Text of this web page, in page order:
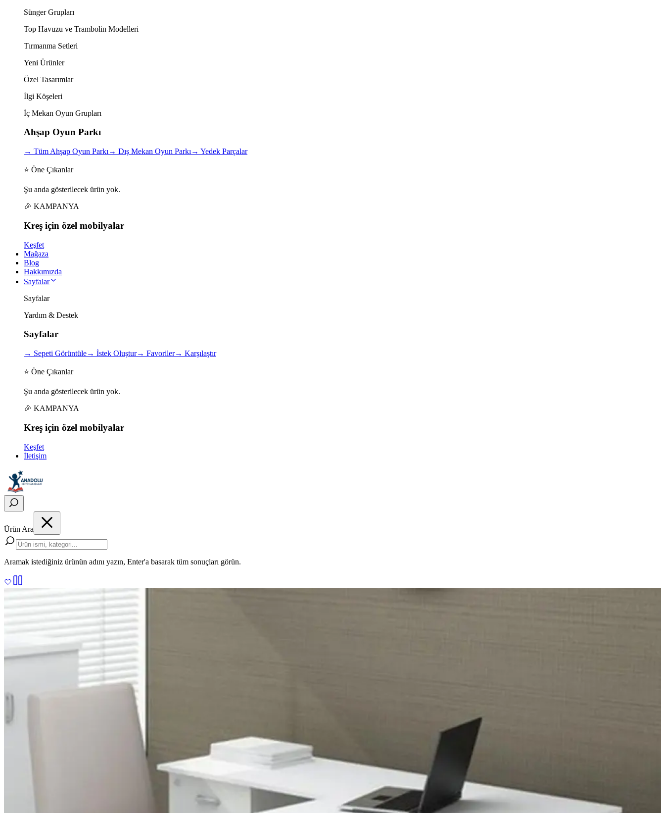
Sünger Grupları
Top Havuzu ve Trambolin Modelleri
Tırmanma Setleri
Yeni Ürünler
Özel Tasarımlar
İlgi Köşeleri
İç Mekan Oyun Grupları
Ahşap Oyun Parkı
→ Tüm Ahşap Oyun Parkı → Dış Mekan Oyun Parkı → Yedek Parçalar
⭐ Öne Çıkanlar
Şu anda gösterilecek ürün yok.
🎉 KAMPANYA
Kreş için özel mobilyalar
Keşfet
Mağaza
Blog
Hakkımızda
Sayfalar
Sayfalar
Yardım & Destek
Sayfalar
→ Sepeti Görüntüle→ İstek Oluştur→ Favoriler→ Karşılaştır
⭐ Öne Çıkanlar
Şu anda gösterilecek ürün yok.
🎉 KAMPANYA
Kreş için özel mobilyalar
Keşfet
İletişim
Ürün Ara
Aramak istediğiniz ürünün adını yazın, Enter'a basarak tüm sonuçları görün.